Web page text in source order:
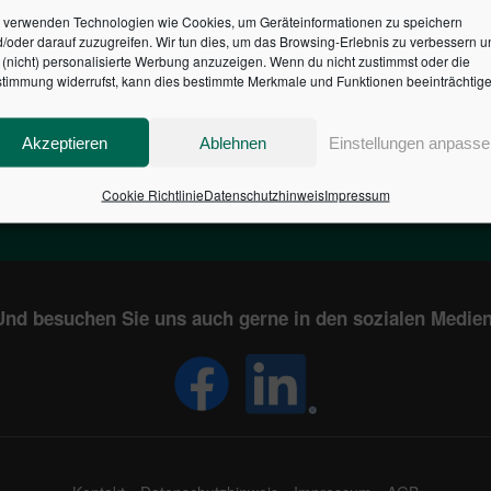
verwenden Technologien wie Cookies, um Geräteinformationen zu speichern
oder darauf zuzugreifen. Wir tun dies, um das Browsing-Erlebnis zu verbessern
personalisierte Werbung anzuzeigen. Wenn du nicht zustimmst oder die
widerrufst, kann dies bestimmte Merkmale und Funktionen
Akzeptieren Ablehnen Einstellungen
Cookie RichtlinieDatenschutzhinweisImpressum
DES BUNDES DER
€
IN DEUTSCHLAND
besuchen Sie uns auch gerne in den sozialen